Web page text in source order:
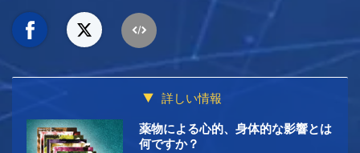
詳しい情報
薬物による心的、身体的な影響とは
何ですか？